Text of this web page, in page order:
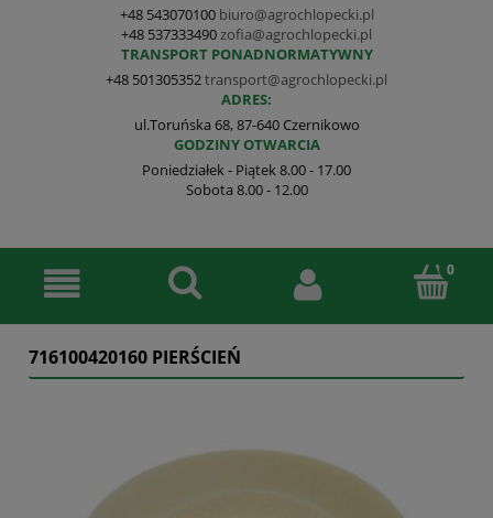
+48 543070100 biuro@agrochlopecki.pl
+48 537333490 zofia@agrochlopecki.pl
TRANSPORT PONADNORMATYWNY
+48 501305352transport@agrochlopecki.pl
ADRES:
ul.Toruńska 68, 87-640 Czernikowo
GODZINY OTWARCIA
Poniedziałek - Piątek 8.00 - 17.00
Sobota 8.00 - 12.00
716100420160 PIERŚCIEŃ